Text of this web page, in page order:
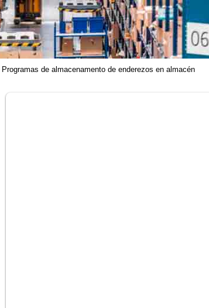
Programas de almacenamento de enderezos en almacén